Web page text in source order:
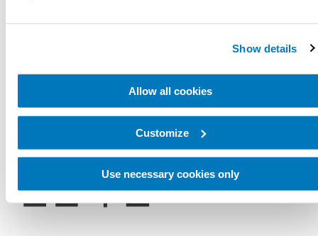
Show details
Allow all cookies
Customize
Use necessary cookies only
병률이 2억 8천 5백만 명에서 2030년까지 4억 3천 5백
만 명으로 증가할 것으로 예측하고 있습니다. 또한 당뇨병
관련 절단 건수가 2050년까지 두 배 이상 증가할 것으로
예상하고 있습니다.
절단 수준